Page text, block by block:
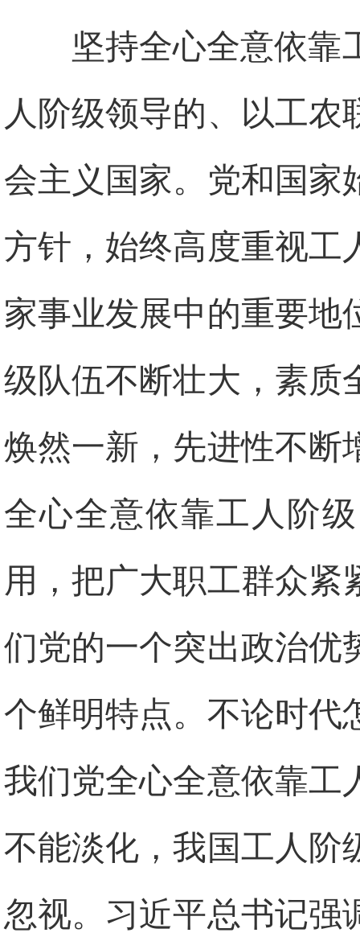
坚持全心全意依靠
人阶级领导的、以工农
会主义国家。党和国家
方针，始终高度重视工
家事业发展中的重要地
级队伍不断壮大，素质
焕然一新，先进性不断
全心全意依靠工人阶
用，把广大职工群众紧
们党的一个突出政治优
个鲜明特点。不论时代
我们党全心全意依靠工
不能淡化，我国工人阶
忽视。习近平总书记强